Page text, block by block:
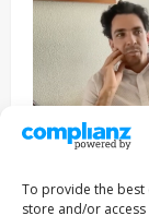
To provide the best
store and/or
Entrevista
ENCUENTROS